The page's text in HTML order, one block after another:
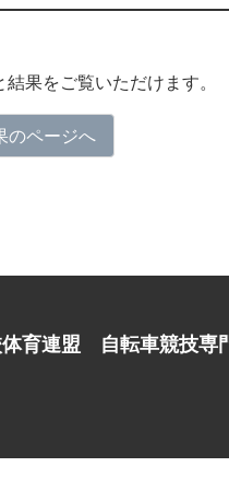
果をご覧いただけます。
のページへ
育連盟 自転車競技専